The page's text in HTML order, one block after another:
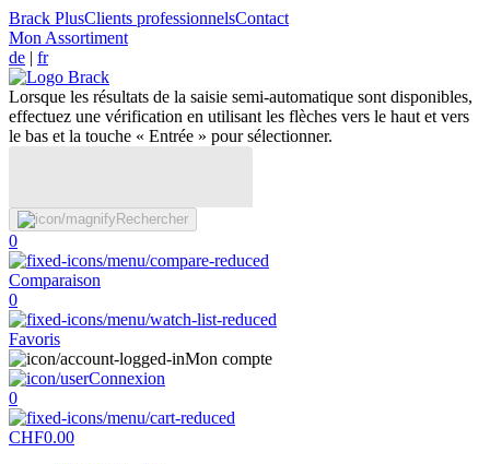
Brack PlusClients professionnelsContact
Mon Assortiment
de | fr
Lorsque les résultats de la saisie semi-automatique sont disponibles,
effectuez une vérification en utilisant les flèches vers le haut et vers
le bas et la touche « Entrée » pour sélectionner.
Rechercher
0
Comparaison
0
Favoris
Mon compte
Connexion
0
CHF0.00